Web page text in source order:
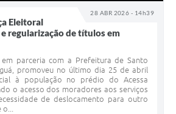
28 ABR 2026 - 14h39
Eleitoral
regularização de títulos em
parceria com a Prefeitura de Santo
promoveu no último dia 25 de abril
à população no prédio do Acessa
o acesso dos moradores aos serviços
de deslocamento para outro